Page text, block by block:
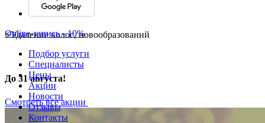
⚡Удаление волос, новообразований
До 31 августа!
Смотреть все акции
Online-запись - 10%
Подбор услуги
Специалисты
Цены
Акции
Новости
Отзывы
Контакты